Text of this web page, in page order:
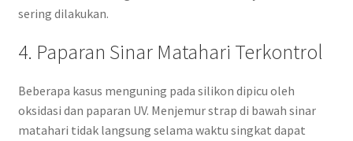
sering dilakukan.
4. Paparan Sinar Matahari Terkontrol
Beberapa kasus menguning pada silikon dipicu oleh
oksidasi dan paparan UV. Menjemur strap di bawah sinar
matahari tidak langsung selama waktu singkat dapat